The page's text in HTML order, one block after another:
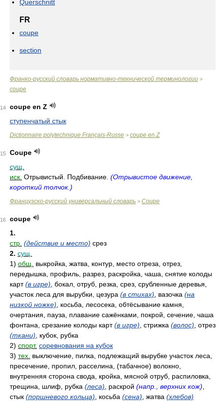
Querschnitt
FR
coupe
section
Франко-русский словарь нормативно-технической терминологии >
coupe
14
coupe en Z
ступенчатый стык
Dictionnaire polytechnique Français-Russe > coupe en Z
15
Coupe
сущ.
иск. Отрывистый. Подбивание. (Отрывистое движение,
короткий толчок.)
Французско-русский универсальный словарь > Coupe
16
coupe
1.
стр. (действие и место) срез
2. сущ.
1) общ.
выкройка, жатва, контур, место отреза, отрез,
передышка, профиль, разрез, раскройка, чаша, снятие колоды
карт(в игре) , бокал, отруб, резка, срез, срубленные деревья,
участок леса для вырубки, цезура (в стихах) , вазочка (на
низкой ножке) , косьба, лесосека, обтёсывание камня,
очертания, пауза, плавание сажёнками, покрой, сечение, чаша
фонтана, срезание колоды карт(в игре) , стрижка (волос) , отрез
(ткани) , кубок, рубка
2) спорт. соревнования на кубок
3) тех. выключение, пилка, подлежащий вырубке участок леса,
пресечение, пропил, расселина, (табачное) волокно,
внутренняя сторона свода, кройка, мясной отруб, распиловка,
трещина, шлиф, рубка (леса) , раскрой (напр., верхних кож)
стык (поршневого кольца) , косьба (сена) , жатва (хлебов)